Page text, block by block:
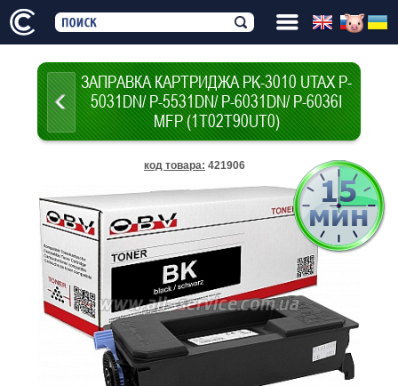
ЗАПРАВКА КАРТРИДЖА PK-3010 UTAX P-
5031DN/ P-5531DN/ P-6031DN/ P-6036I
MFP (1T02T90UT0)
код товара: 421906